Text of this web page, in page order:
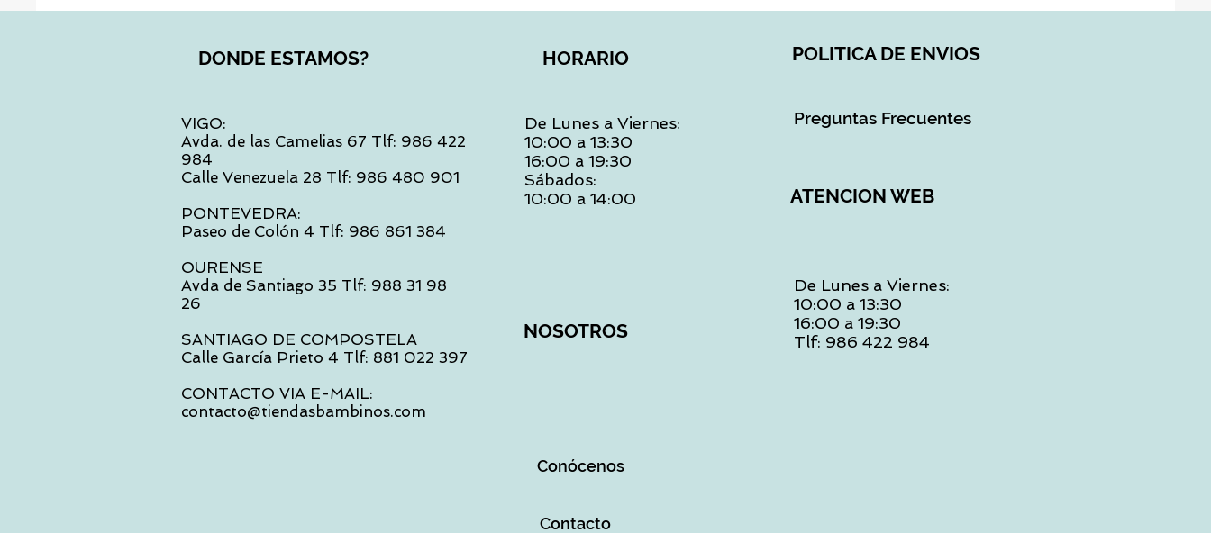
DONDE ESTAMOS?
VIGO:
Avda. de las Camelias 67 Tlf: 986 422
984
Calle Venezuela 28 Tlf: 986 480 901
PONTEVEDRA:
Paseo de Colón 4 Tlf: 986 861 384
OURENSE
Avda de Santiago 35 Tlf: 988 31 98
26
SANTIAGO DE COMPOSTELA
Calle García Prieto 4 Tlf: 881 022 397
CONTACTO VIA E-MAIL:
contacto@tiendasbambinos.com
HORARIO POLITICA DE ENVIOS
De Lunes a Viernes:
10:00 a 13:30
16:00 a 19:30
Sábados:
10:00 a 14:00
Preguntas Frecuentes
ATENCION WEB
NOSOTROS
De Lunes a Viernes:
10:00 a 13:30
16:00 a 19:30
Tlf: 986 422 984
Conócenos
Contacto